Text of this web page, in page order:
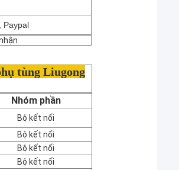
Paypal
tùng Liugong
Nhóm phần
Bộ kết nối
Bộ kết nối
Bộ kết nối
Bộ kết nối